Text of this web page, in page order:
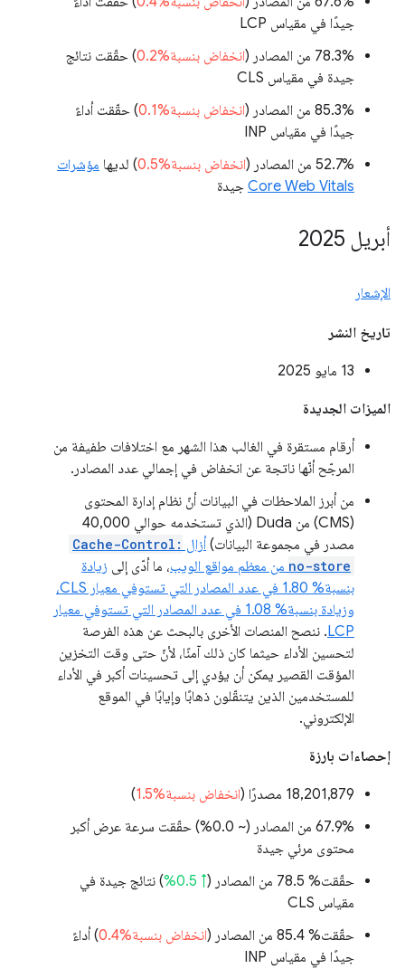
جيدًا في مقياس LCP
‫78.3% من المصادر (
انخفاض بنسبة%0.2
) حقّقت نتائج
جيدة في مقياس CLS
‫85.3% من المصادر (
انخفاض بنسبة%0.1
) حقّقت أداءً
جيدًا في مقياس INP
‫52.7% من المصادر (
انخفاض بنسبة%0.5 ) لديها مؤشرات
Core Web Vitals جيدة
أبريل 2025
الإشعار
تاريخ النشر
‫13 مايو 2025
الميزات الجديدة
أرقام مستقرة في الغالب هذا الشهر مع اختلافات طفيفة من
المرجّح أنّها ناتجة عن انخفاض في إجمالي عدد المصادر.
من أبرز الملاحظات في البيانات أنّ نظام إدارة المحتوى
(CMS) من Duda (الذي تستخدمه حوالي 40,000
مصدر في مجموعة البيانات) أزال Cache-Control:
no-store من معظم مواقع الويب، ما أدّى إلى زيادة
بنسبة% 1.80 في عدد المصادر التي تستوفي معيار CLS،
وزيادة بنسبة% 1.08 في عدد المصادر التي تستوفي معيار
LCP. ننصح المنصات الأخرى بالبحث عن هذه الفرصة
لتحسين الأداء حيثما كان ذلك آمنًا، لأنّ حتى وقت التخزين
المؤقت القصير يمكن أن يؤدي إلى تحسينات أكبر في الأداء
للمستخدمين الذين يتنقّلون ذهابًا وإيابًا في الموقع
الإلكتروني.
إحصاءات بارزة
‫18,201,879 مصدرًا ( انخفاض بنسبة%1.5
)
‫67.9% من المصادر (
~ 0.0%
) حقّقت سرعة عرض أكبر
محتوى مرئي جيدة
حقّقت% 78.5 من المصادر (
↑ 0.5%
) نتائج جيدة في
مقياس CLS
حقّقت% 85.4 من المصادر (
انخفاض بنسبة%0.4
) أداءً
جيدًا في مقياس INP